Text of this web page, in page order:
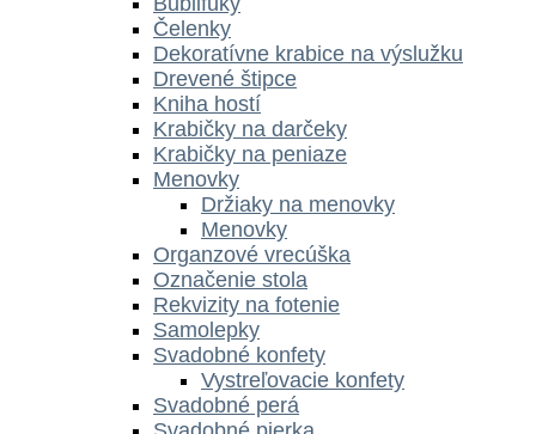
Čelenky
Dekoratívne krabice na výslužku
Drevené štipce
Kniha hostí
Krabičky na darčeky
Krabičky na peniaze
Menovky
Držiaky na menovky
Menovky
Organzové vrecúška
Označenie stola
Rekvizity na fotenie
Samolepky
Svadobné konfety
Vystreľovacie konfety
Svadobné perá